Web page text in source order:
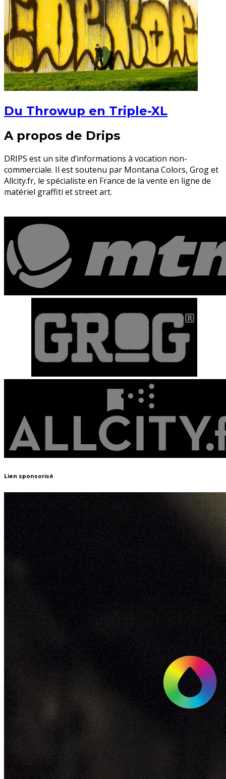
Du Throwup en Triple-XL
A propos de Drips
DRIPS est un site d’informations à vocation non-
commerciale. Il est soutenu par Montana Colors, Grog et
Allcity.fr, le spécialiste en France de la vente en ligne de
matériel graffiti et street art.
Lien sponsorisé